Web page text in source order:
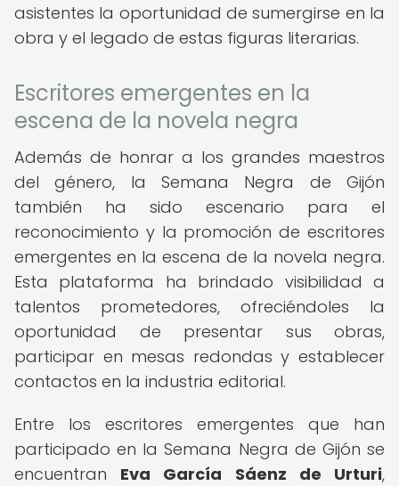
asistentes la oportunidad de sumergirse en la
obra y el legado de estas figuras literarias.
Escritores emergentes en la
escena de la novela negra
Además de honrar a los grandes maestros
del género, la Semana Negra de Gijón
también ha sido escenario para el
reconocimiento y la promoción de escritores
emergentes en la escena de la novela negra.
Esta plataforma ha brindado visibilidad a
talentos prometedores, ofreciéndoles la
oportunidad de presentar sus obras,
participar en mesas redondas y establecer
contactos en la industria editorial.
Entre los escritores emergentes que han
participado en la Semana Negra de Gijón se
encuentran Eva García Sáenz de Urturi,